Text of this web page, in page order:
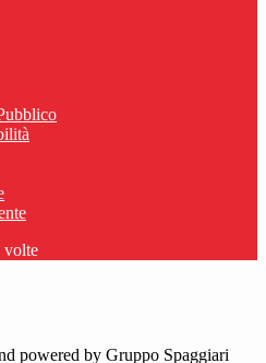
volte
powered by Gruppo Spaggiari